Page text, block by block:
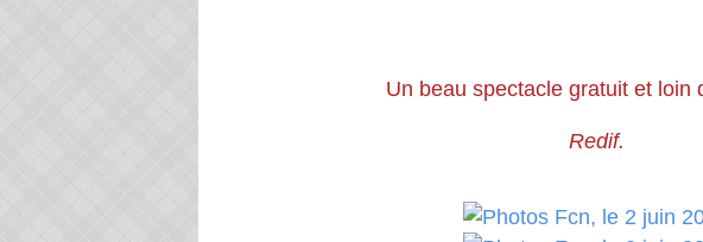
Un beau spectacle gratuit et loin
Redif.